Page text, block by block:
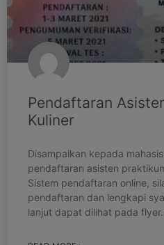
Pendaftaran
Kuliner
Disampaikan kepada
pendaftaran asisten
Sistem pendaftaran online,
pendaftaran dan lengkapi
lanjut dapat dilihat pada